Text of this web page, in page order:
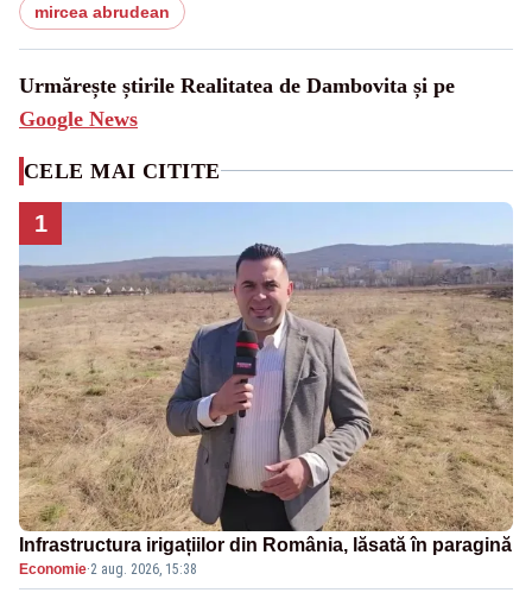
mircea abrudean
Urmărește știrile Realitatea de Dambovita și pe
Google News
CELE MAI CITITE
1
Infrastructura irigațiilor din România, lăsată în paragină
Economie·2 aug. 2026, 15:38